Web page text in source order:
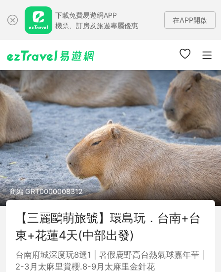
下載免費易遊網APP
機票、訂房及旅遊專屬優惠
在APP開啟
商編 GRT0000008312
【三麗鷗萌旅號】環島玩．台南+台
東+花蓮4天(中部出發)
台南府城深度玩8選1 | 暑假鹿野高台熱氣球嘉年華 |
2-3月太麻里賞櫻.8-9月太麻里金針花